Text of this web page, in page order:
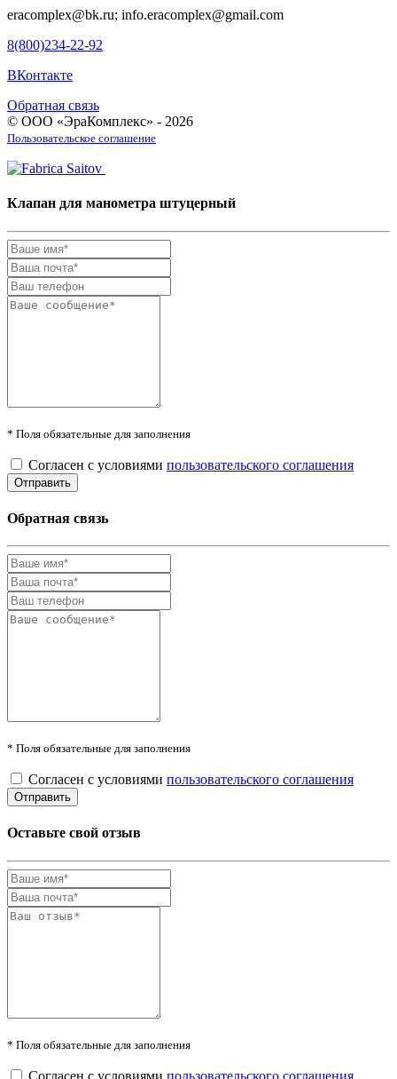
eracomplex@bk.ru; info.eracomplex@gmail.com
8(800)234-22-92
ВКонтакте
Обратная связь
© ООО «ЭраКомплекс» - 2026
Пользовательское соглашение
Клапан для манометра штуцерный
* Поля обязательные для заполнения
Согласен с условиями пользовательского соглашения
Обратная связь
* Поля обязательные для заполнения
Согласен с условиями пользовательского соглашения
Оставьте свой отзыв
* Поля обязательные для заполнения
Согласен с условиями пользовательского соглашения